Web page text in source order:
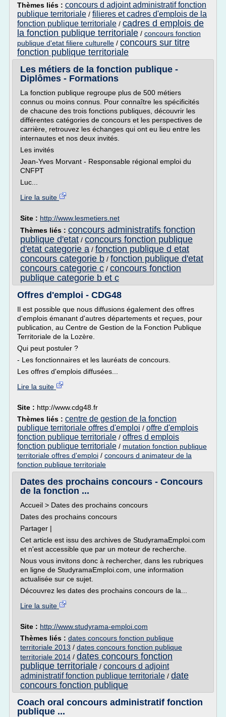
Thèmes liés : concours d adjoint administratif fonction
publique territoriale / filieres et cadres d'emplois de la
fonction publique territoriale / cadres d emplois de
la fonction publique territoriale / concours fonction
publique d'etat filiere culturelle / concours sur titre
fonction publique territoriale
Les métiers de la fonction publique -
Diplômes - Formations
La fonction publique regroupe plus de 500 métiers
connus ou moins connus. Pour connaître les spécificités
de chacune des trois fonctions publiques, découvrir les
différentes catégories de concours et les perspectives de
carrière, retrouvez les échanges qui ont eu lieu entre les
internautes et nos deux invités.
Les invités
Jean-Yves Morvant - Responsable régional emploi du
CNFPT
Luc...
Lire la suite
Site : http://www.lesmetiers.net
Thèmes liés : concours administratifs fonction
publique d'etat / concours fonction publique
d'etat categorie a / fonction publique d etat
concours categorie b / fonction publique d'etat
concours categorie c / concours fonction
publique categorie b et c
Offres d'emploi - CDG48
Il est possible que nous diffusions également des offres
d'emplois émanant d'autres départements et reçues, pour
publication, au Centre de Gestion de la Fonction Publique
Territoriale de la Lozère.
Qui peut postuler ?
- Les fonctionnaires et les lauréats de concours.
Les offres d'emplois diffusées...
Lire la suite
Site : http://www.cdg48.fr
Thèmes liés : centre de gestion de la fonction
publique territoriale offres d'emploi / offre d'emplois
fonction publique territoriale / offres d emplois
fonction publique territoriale / mutation fonction publique
territoriale offres d'emploi / concours d animateur de la
fonction publique territoriale
Dates des prochains concours - Concours
de la fonction ...
Accueil > Dates des prochains concours
Dates des prochains concours
Partager |
Cet article est issu des archives de StudyramaEmploi.com
et n'est accessible que par un moteur de recherche.
Nous vous invitons donc à rechercher, dans les rubriques
en ligne de StudyramaEmploi.com, une information
actualisée sur ce sujet.
Découvrez les dates des prochains concours de la...
Lire la suite
Site : http://www.studyrama-emploi.com
Thèmes liés : dates concours fonction publique
territoriale 2013 / dates concours fonction publique
territoriale 2014 / dates concours fonction
publique territoriale / concours d adjoint
administratif fonction publique territoriale / date
concours fonction publique
Coach oral concours administratif fonction
publique ...